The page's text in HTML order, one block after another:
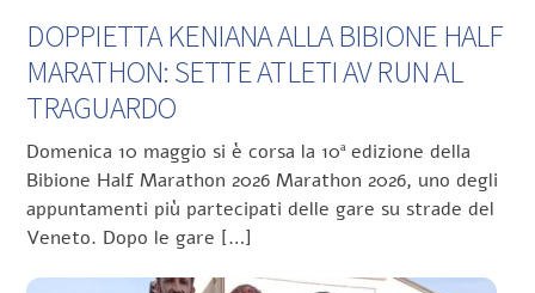
DOPPIETTA KENIANA ALLA BIBIONE HALF
MARATHON: SETTE ATLETI AV RUN AL
TRAGUARDO
Domenica 10 maggio si è corsa la 10ª edizione della
Bibione Half Marathon 2026 Marathon 2026, uno degli
appuntamenti più partecipati delle gare su strade del
Veneto. Dopo le gare […]